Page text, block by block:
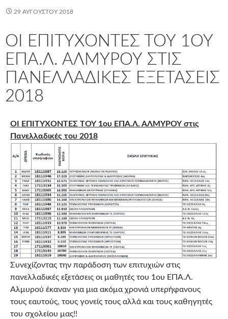
29 ΑΥΓΟΎΣΤΟΥ 2018
ΟΙ ΕΠΙΤΥΧΟΝΤΕΣ ΤΟΥ 1ΟΥ
ΕΠΑ.Λ. ΑΛΜΥΡΟΥ ΣΤΙΣ
ΠΑΝΕΛΛΑΔΙΚΕΣ ΕΞΕΤΑΣΕΙΣ
2018
ΟΙ ΕΠΙΤΥΧΟΝΤΕΣ ΤΟΥ 1ου ΕΠΑ.Λ. ΑΛΜΥΡΟΥ στις
Πανελλαδικές του 2018
Συνεχίζοντας την παράδοση των επιτυχιών στις
πανελλαδικές εξετάσεις οι μαθητές του 1ου ΕΠΑ.Λ.
Αλμυρού έκαναν για μια ακόμα χρονιά υπερήφανους
τους εαυτούς, τους γονείς τους αλλά και τους καθηγητές
του σχολείου μας!!